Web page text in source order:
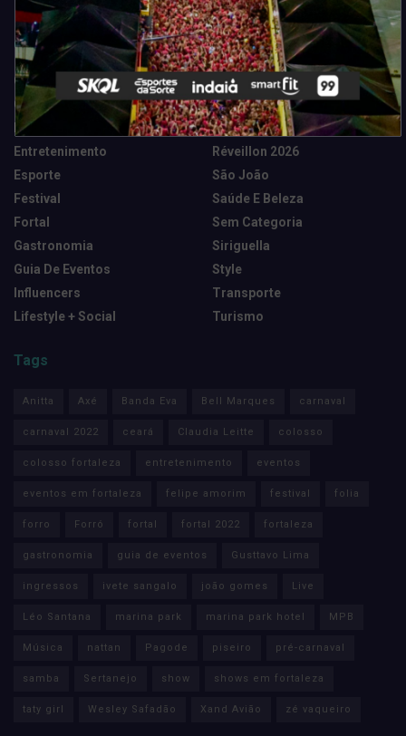
Categorias
Camarote Vip Junino
Cidade
Destaques
Entretenimento
Esporte
Festival
Fortal
Gastronomia
Guia De Eventos
Influencers
Lifestyle + Social
Marketing E Negócios
Música
News Tech
Réveillon 2026
São João
Saúde E Beleza
Sem Categoria
Siriguella
Style
Transporte
Turismo
Tags
Anitta Axé Banda Eva Bell Marques carnaval
carnaval 2022 ceará Claudia Leitte colosso
colosso fortaleza entretenimento eventos
eventos em fortaleza felipe amorim festival folia
forro Forró fortal fortal 2022 fortaleza
gastronomia guia de eventos Gusttavo Lima
ingressos ivete sangalo joão gomes Live
Léo Santana marina park marina park hotel MPB
Música nattan Pagode piseiro pré-carnaval
samba Sertanejo show shows em fortaleza
taty girl Wesley Safadão Xand Avião zé vaqueiro